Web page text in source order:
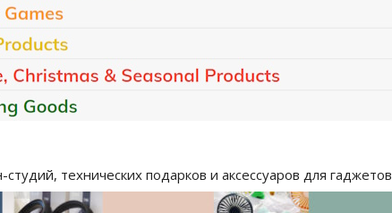
студий, технических подарков и аксессуаров для гаджетов